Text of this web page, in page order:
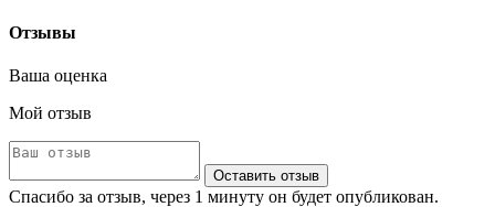
Отзывы
Ваша оценка
Мой отзыв
Оставить отзыв
Спасибо за отзыв, через 1 минуту он будет опубликован.